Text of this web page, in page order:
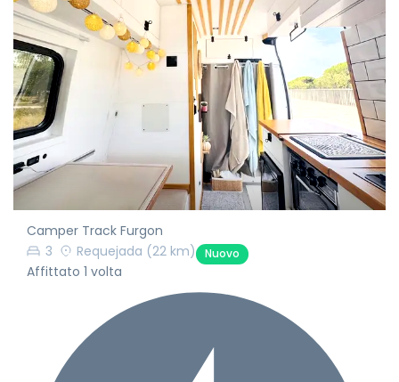
Camper Track Furgon
3
Requejada (22 km) Nuovo
Affittato 1 volta